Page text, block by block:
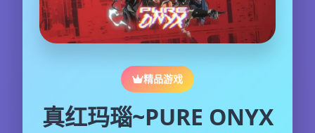
精品游戏
真红玛瑙~PURE ONYX